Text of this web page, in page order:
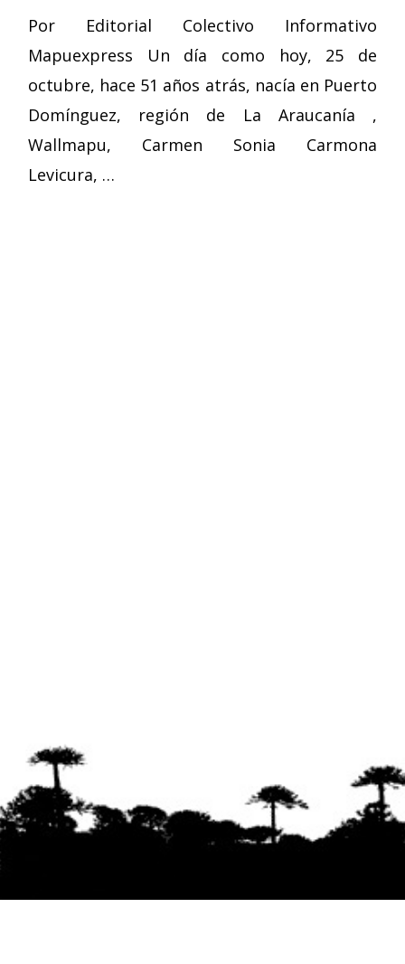
Por Editorial Colectivo Informativo
Mapuexpress Un día como hoy, 25 de
octubre, hace 51 años atrás, nacía en Puerto
Domínguez, región de La Araucanía ,
Wallmapu, Carmen Sonia Carmona
Levicura, …